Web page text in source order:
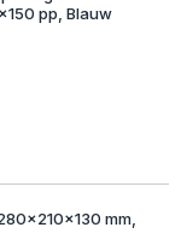
pp, Blauw
mm,